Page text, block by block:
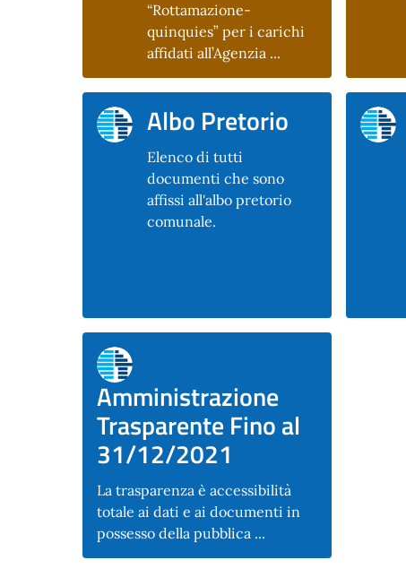
“Rottamazione-
quinquies” per i carichi
affidati all’Agenzia ...
Albo Pretorio
Elenco di tutti
documenti che sono
affissi all'albo pretorio
comunale.
Amministrazione
Trasparente Fino al
31/12/2021
La trasparenza è accessibilità
totale ai dati e ai documenti in
possesso della pubblica ...